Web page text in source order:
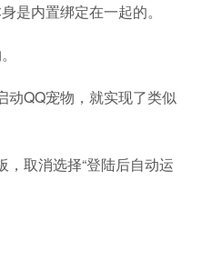
是内置绑定在一起的。
动QQ宠物，就实现了类似
取消选择“登陆后自动运